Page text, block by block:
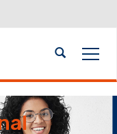
Abrir
busca